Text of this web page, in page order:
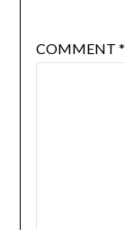
COMMENT *